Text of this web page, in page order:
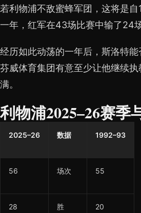
若利物浦不敌蜜蜂军团，这将是
一年，红军在43场比赛中输了24
经历如此动荡的一年后，斯洛特
芬威体育集团有意至少让他继续
满。
利物浦2025–26赛季
2025–26 数据 1992–93
56 场次 55
28 胜 20